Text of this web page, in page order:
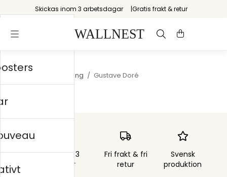
Skickas inom 3 arbetsdagar Gratis frakt & retur
Storytelling / Gustave Doré
Skickas inom 3
arbetsdagar
Fri frakt & fri
retur
Svensk
produktion